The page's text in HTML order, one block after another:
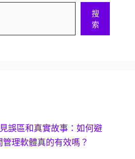
搜
索
誤區和真實故事：如何避
理軟體真的有效嗎？